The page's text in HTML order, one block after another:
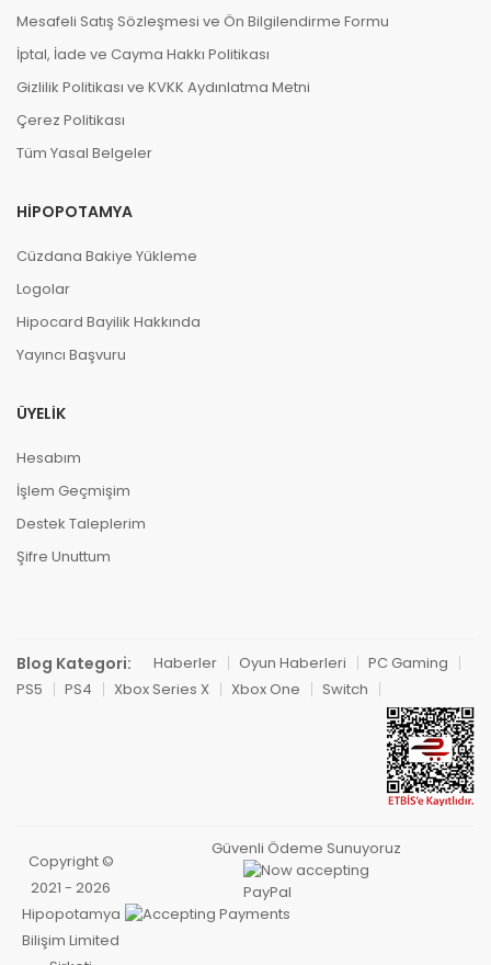
Mesafeli Satış Sözleşmesi ve Ön Bilgilendirme Formu
İptal, İade ve Cayma Hakkı Politikası
Gizlilik Politikası ve KVKK Aydınlatma Metni
Çerez Politikası
Tüm Yasal Belgeler
HIPOPOTAMYA
Cüzdana Bakiye Yükleme
Logolar
Hipocard Bayilik Hakkında
Yayıncı Başvuru
ÜYELIK
Hesabım
İşlem Geçmişim
Destek Taleplerim
Şifre Unuttum
Blog Kategori: Haberler Oyun Haberleri
PC Gaming
PS5
PS4 Xbox Series X Xbox One Switch
Copyright ©
2021 - 2026
Hipopotamya
Bilişim Limited
Güvenli Ödeme Sunuyoruz